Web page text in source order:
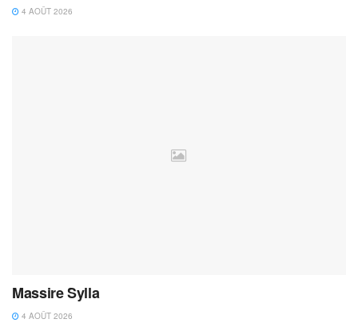
4 AOÛT 2026
Massire Sylla
4 AOÛT 2026